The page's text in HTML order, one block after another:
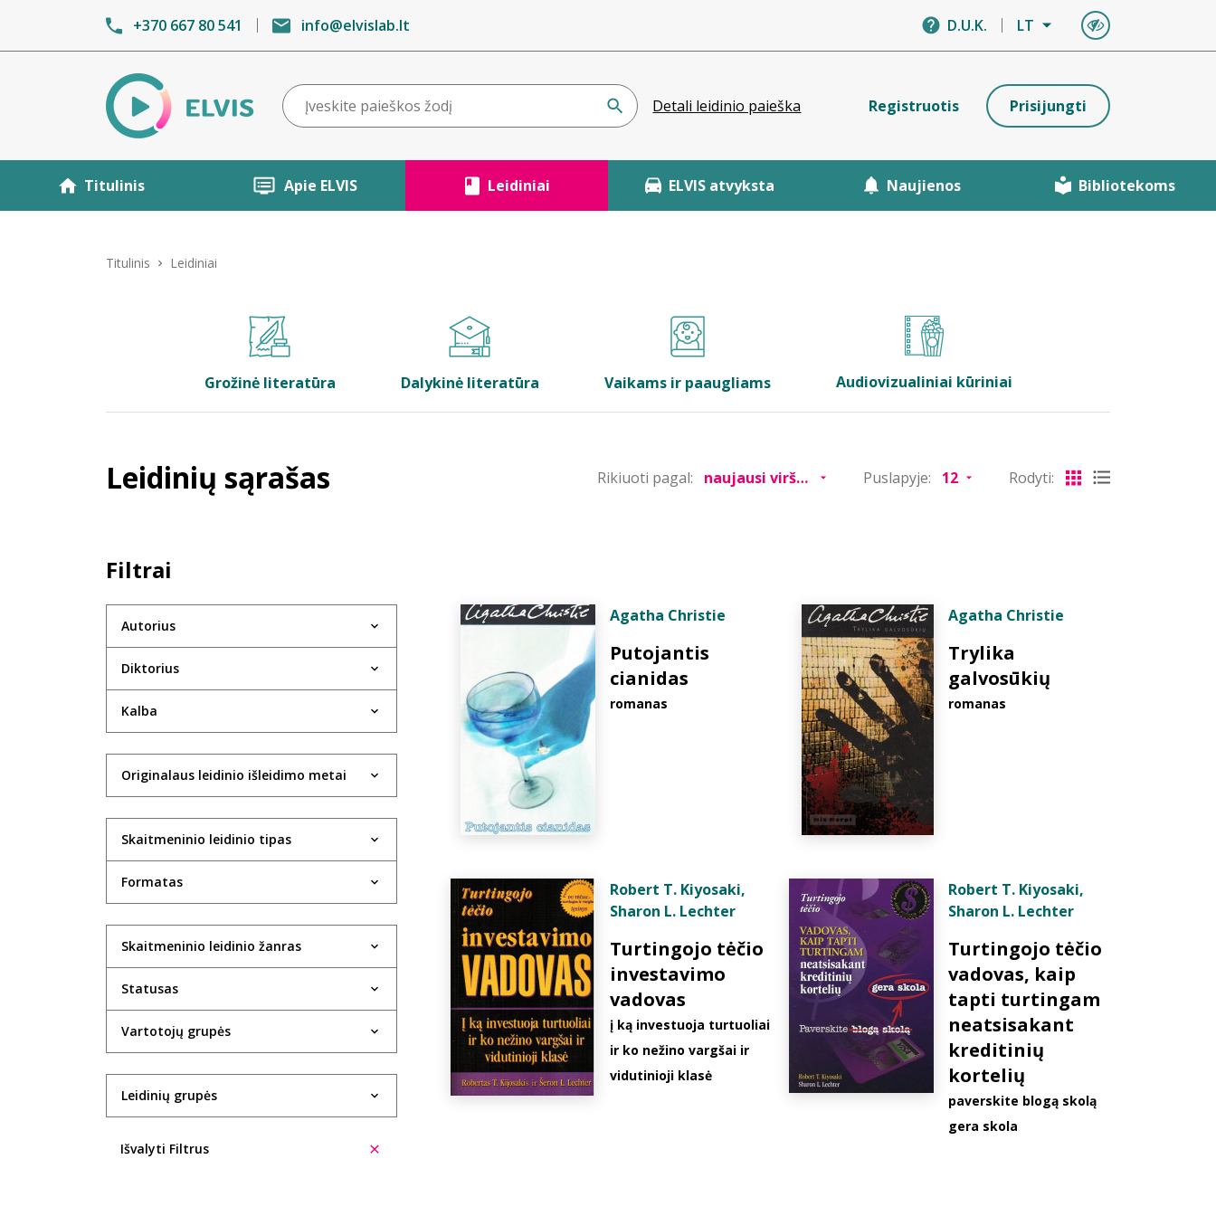
+370 667 80 541 info@elvislab.lt D.U.K. LT
Detali leidinio paieška Registruotis Prisijungti
Titulinis Apie ELVIS Leidiniai ELVIS atvyksta Naujienos Bibliotekoms
Titulinis Leidiniai
Grožinė literatūra Dalykinė literatūra Vaikams ir paaugliams Audiovizualiniai kūriniai
Leidinių sąrašas Rikiuoti pagal: Puslapyje: Rodyti:
Filtrai
Autorius
Diktorius
Kalba
Originalaus leidinio išleidimo metai
Skaitmeninio leidinio tipas
Formatas
Skaitmeninio leidinio žanras
Statusas
Vartotojų grupės
Leidinių grupės
Išvalyti Filtrus
Agatha Christie
Putojantis
cianidas
romanas
Agatha Christie
Trylika
galvosūkių
romanas
Robert T. Kiyosaki,
Sharon L. Lechter
Turtingojo tėčio
investavimo
vadovas
į ką investuoja turtuoliai
ir ko nežino vargšai ir
vidutinioji klasė
Robert T. Kiyosaki,
Sharon L. Lechter
Turtingojo tėčio
vadovas, kaip
tapti turtingam
neatsisakant
kreditinių
kortelių
paverskite blogą skolą
gera skola